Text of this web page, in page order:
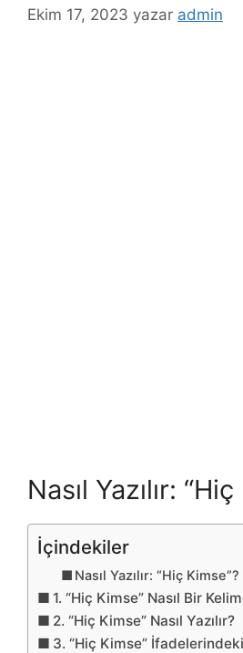
Ekim 17, 2023 yazar admin
Nasıl Yazılır:
İçindekiler
Nasıl Yazılır: “Hiç Kimse”?
1. “Hiç Kimse” Nasıl Bir
2. “Hiç Kimse” Nasıl Yazılır?
3. “Hiç Kimse” İfadelerindeki